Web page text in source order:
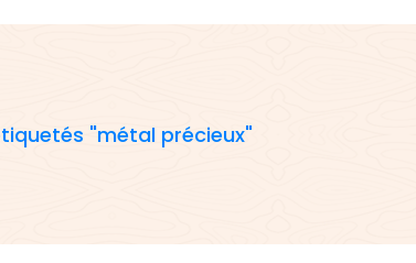
"métal précieux"